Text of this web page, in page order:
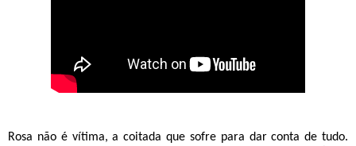
Rosa não é vítima, a coitada que sofre para dar conta de tudo.